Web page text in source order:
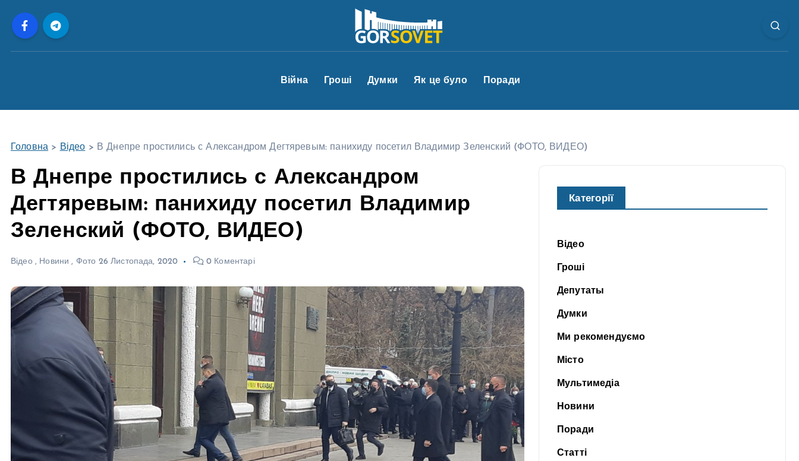
Війна Гроші Думки Як це було Поради
Головна > Відео > В Днепре простились с Александром Дегтяревым: панихиду посетил Владимир Зеленский (ФОТО, ВИДЕО)
В Днепре простились с Александром
Дегтяревым: панихиду посетил Владимир
Зеленский (ФОТО, ВИДЕО)
Відео, Новини , Фото 26 Листопада, 2020 0 Коментарі
Категорії
Відео
Гроші
Депутаты
Думки
Ми рекомендуємо
Місто
Мультимедіа
Новини
Поради
Статті